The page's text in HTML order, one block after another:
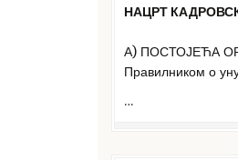
НАЦРТ
А) ПОСТОЈЕЋА
Правилником о
…